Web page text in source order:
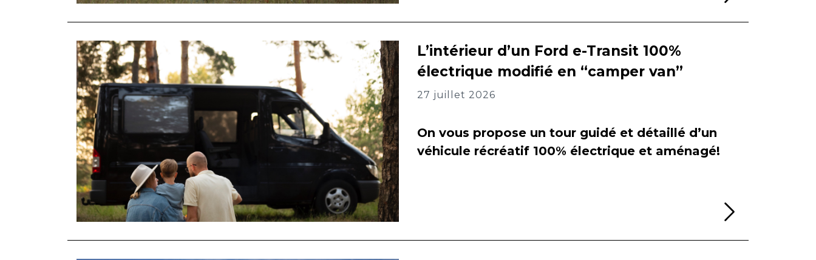
L’intérieur d’un Ford e-Transit 100%
électrique modifié en “camper van”
27 juillet 2026
On vous propose un tour guidé et détaillé d’un
véhicule récréatif 100% électrique et aménagé!